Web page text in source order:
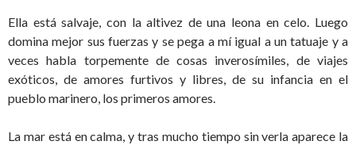
Ella está salvaje, con la altivez de una leona en celo. Luego
domina mejor sus fuerzas y se pega a mí igual a un tatuaje y a
veces habla torpemente de cosas inverosímiles, de viajes
exóticos, de amores furtivos y libres, de su infancia en el
pueblo marinero, los primeros amores.
La mar está en calma, y tras mucho tiempo sin verla aparece la